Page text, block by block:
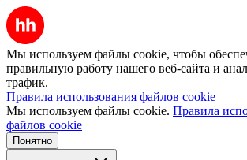
Мы используем файлы cookie, чтобы
правильную работу нашего веб-сайта и
трафик.
Правила использования файлов cookie
Мы используем файлы cookie. Правила
файлов cookie
Понятно